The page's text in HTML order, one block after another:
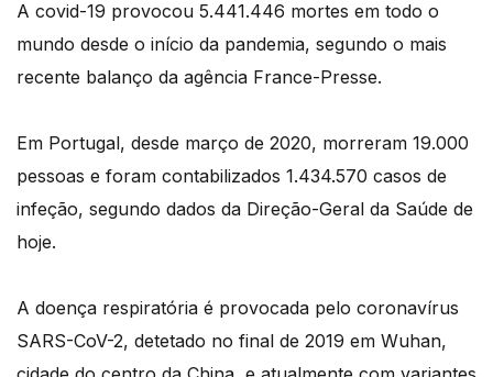
A covid-19 provocou 5.441.446 mortes em todo o
mundo desde o início da pandemia, segundo o mais
recente balanço da agência France-Presse.
Em Portugal, desde março de 2020, morreram 19.000
pessoas e foram contabilizados 1.434.570 casos de
infeção, segundo dados da Direção-Geral da Saúde de
hoje.
A doença respiratória é provocada pelo coronavírus
SARS-CoV-2, detetado no final de 2019 em Wuhan,